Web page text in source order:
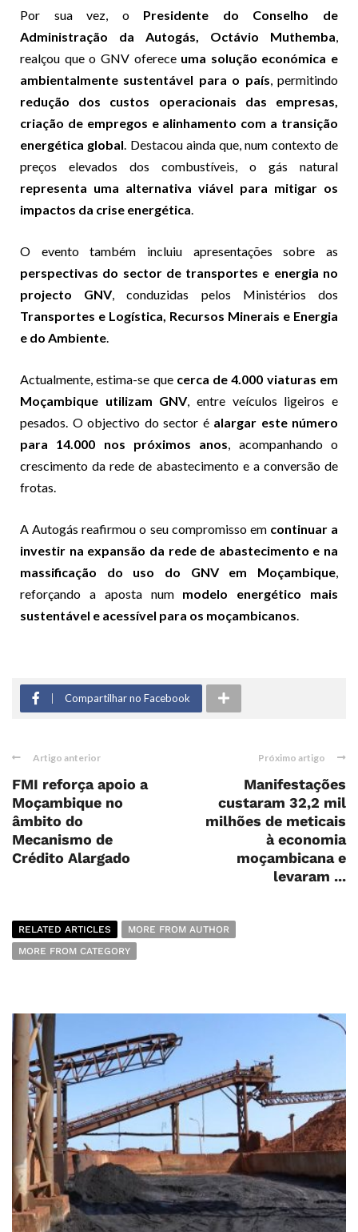
Por sua vez, o Presidente do Conselho de
Administração da Autogás, Octávio Muthemba,
realçou que o GNV oferece uma solução económica e
ambientalmente sustentável para o país, permitindo
redução dos custos operacionais das empresas,
criação de empregos e alinhamento com a transição
energética global. Destacou ainda que, num contexto de
preços elevados dos combustíveis, o gás natural
representa uma alternativa viável para mitigar os
impactos da crise energética.
O evento também incluiu apresentações sobre as
perspectivas do sector de transportes e energia no
projecto GNV, conduzidas pelos Ministérios dos
Transportes e Logística, Recursos Minerais e Energia
e do Ambiente.
Actualmente, estima-se que cerca de 4.000 viaturas em
Moçambique utilizam GNV, entre veículos ligeiros e
pesados. O objectivo do sector é alargar este número
para 14.000 nos próximos anos, acompanhando o
crescimento da rede de abastecimento e a conversão de
frotas.
A Autogás reafirmou o seu compromisso em continuar a
investir na expansão da rede de abastecimento e na
massificação do uso do GNV em Moçambique,
reforçando a aposta num modelo energético mais
sustentável e acessível para os moçambicanos.
Compartilhar no Facebook
Artigo anterior
FMI reforça apoio a
Moçambique no
âmbito do
Mecanismo de
Crédito Alargado
Próximo artigo
Manifestações
custaram 32,2 mil
milhões de meticais
à economia
moçambicana e
levaram ...
RELATED ARTICLES
MORE FROM AUTHOR
MORE FROM CATEGORY